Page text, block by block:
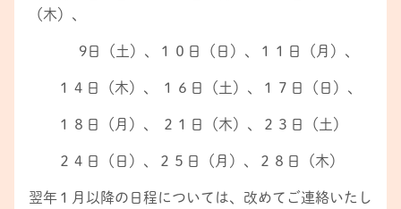
（木）、
9日（土）、１０日（日）、１１日（月）、
１４日（木）、 １６日（土）、１７日（日）、
１８日（月）、 ２１日（木）、２３日（土）
２４日（日）、２５日（月）、２８日（木）
翌年１月以降の日程については、改めてご連絡いたし